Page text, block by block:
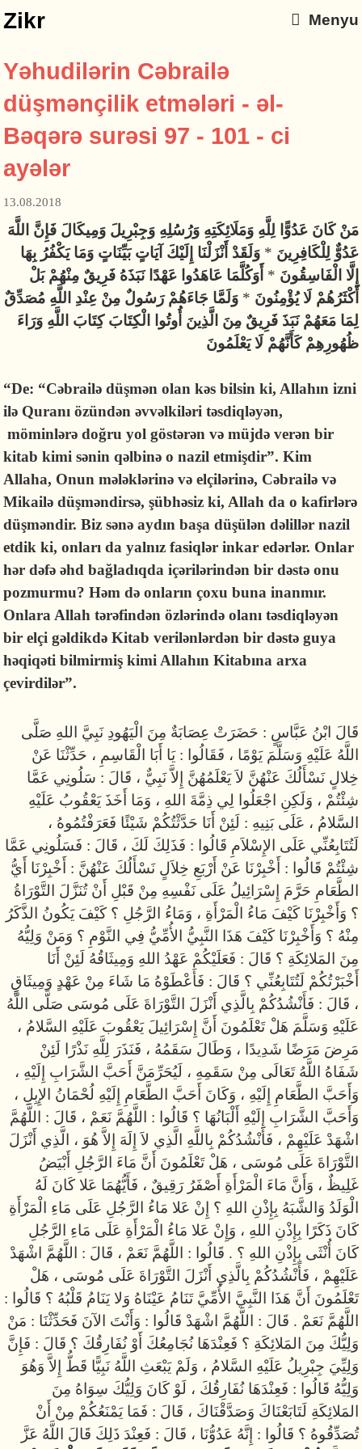
Zikr Menyu
Yəhudilərin Cəbrailə
düşmənçilik etmələri - əl-
Bəqərə surəsi 97 - 101 - ci
ayələr
13.08.2018
مَنْ كَانَ عَدُوًّا لِلَّهِ وَمَلَائِكَتِهِ وَرُسُلِهِ وَجِبْرِيلَ وَمِيكَالَ فَإِنَّ اللَّهَ
عَدُوٌّ لِلْكَافِرِينَ * وَلَقَدْ أَنْزَلْنَا إِلَيْكَ آيَاتٍ بَيِّنَاتٍ وَمَا يَكْفُرُ بِهَا
إِلَّا الْفَاسِقُونَ * أَوَكُلَّمَا عَاهَدُوا عَهْدًا نَبَذَهُ فَرِيقٌ مِنْهُمْ بَلْ
أَكْثَرُهُمْ لَا يُؤْمِنُونَ * وَلَمَّا جَاءَهُمْ رَسُولٌ مِنْ عِنْدِ اللَّهِ مُصَدِّقٌ
لِمَا مَعَهُمْ نَبَذَ فَرِيقٌ مِنَ الَّذِينَ أُوتُوا الْكِتَابَ كِتَابَ اللَّهِ وَرَاءَ
ظُهُورِهِمْ كَأَنَّهُمْ لَا يَعْلَمُونَ
“De: “Cəbrailə düşmən olan kəs bilsin ki, Allahın izni
ilə Quranı özündən əvvəlkiləri təsdiqləyən,
möminlərə doğru yol göstərən və müjdə verən bir
kitab kimi sənin qəlbinə o nazil etmişdir”. Kim
Allaha, Onun mələklərinə və elçilərinə, Cəbrailə və
Mikailə düşməndirsə, şübhəsiz ki, Allah da o kafirlərə
düşməndir. Biz sənə aydın başa düşülən dəlillər nazil
etdik ki, onları da yalnız fasiqlər inkar edərlər. Onlar
hər dəfə əhd bağladıqda içərilərindən bir dəstə onu
pozmurmu? Həm də onların çoxu buna inanmır.
Onlara Allah tərəfindən özlərində olanı təsdiqləyən
bir elçi gəldikdə Kitab verilənlərdən bir dəstə guya
həqiqəti bilmirmiş kimi Allahın Kitabına arxa
çevirdilər”.
قَالَ ابْنُ عَبَّاسٍ : حَضَرَتْ عِصَابَةٌ مِنَ الْيَهُودِ نَبِيَّ اللهِ صَلَّى
اللَّهُ عَلَيْهِ وَسَلَّمَ يَوْمًا ، فَقَالُوا : يَا أَبَا الْقَاسِمِ ، حَدِّثْنَا عَنْ
خِلالٍ نَسْأَلُكَ عَنْهُنَّ لاَ يَعْلَمُهُنَّ إِلاَّ نَبِيٌّ ، قَالَ : سَلُونِي عَمَّا
شِئْتُمْ ، وَلَكِنِ اجْعَلُوا لِي ذِمَّةَ اللهِ ، وَمَا أَخَذَ يَعْقُوبُ عَلَيْهِ
السَّلامُ ، عَلَى بَنِيهِ : لَئِنْ أَنَا حَدَّثْتُكُمْ شَيْئًا فَعَرَفْتُمُوهُ ،
لَتُتَابِعُنِّي عَلَى الإِسْلاَمِ قَالُوا : فَذَلِكَ لَكَ ، قَالَ : فَسَلُونِي عَمَّا
شِئْتُمْ قَالُوا : أَخْبِرْنَا عَنْ أَرْبَعِ خِلاَلٍ نَسْأَلُكَ عَنْهُنَّ : أَخْبِرْنَا أَيُّ
الطَّعَامِ حَرَّمَ إِسْرَائِيلُ عَلَى نَفْسِهِ مِنْ قَبْلِ أَنْ تُنَزَّلَ التَّوْرَاةُ
؟ وَأَخْبِرْنَا كَيْفَ مَاءُ الْمَرْأَةِ ، وَمَاءُ الرَّجُلِ ؟ كَيْفَ يَكُونُ الذَّكَرُ
مِنْهُ ؟ وَأَخْبِرْنَا كَيْفَ هَذَا النَّبِيُّ الأُمِّيُّ فِي النَّوْمِ ؟ وَمَنْ وَلِيُّهُ
مِنَ المَلائِكَةِ ؟ قَالَ : فَعَلَيْكُمْ عَهْدُ اللهِ وَمِيثَاقُهُ لَئِنْ أَنَا
أَخْبَرْتُكُمْ لَتُتَابِعُنِّي ؟ قَالَ : فَأَعْطَوْهُ مَا شَاءَ مِنْ عَهْدٍ وَمِيثَاقٍ
، قَالَ : فَأَنْشُدُكُمْ بِالَّذِي أَنْزَلَ التَّوْرَاةَ عَلَى مُوسَى صَلَّى اللَّهُ
عَلَيْهِ وَسَلَّمَ هَلْ تَعْلَمُونَ أَنَّ إِسْرَائِيلَ يَعْقُوبَ عَلَيْهِ السَّلامُ ،
مَرِضَ مَرَضًا شَدِيدًا ، وَطَالَ سَقَمُهُ ، فَنَذَرَ لِلَّهِ نَذْرًا لَئِنْ
شَفَاهُ اللَّهُ تَعَالَى مِنْ سَقَمِهِ ، لَيُحَرِّمَنَّ أَحَبَّ الشَّرَابِ إِلَيْهِ ،
وَأَحَبَّ الطَّعَامِ إِلَيْهِ ، وَكَانَ أَحَبَّ الطَّعَامِ إِلَيْهِ لُحْمَانُ الإِبِلِ ،
وَأَحَبَّ الشَّرَابِ إِلَيْهِ أَلْبَانُهَا ؟ قَالُوا : اللَّهُمَّ نَعَمْ ، قَالَ : اللَّهُمَّ
اشْهَدْ عَلَيْهِمْ ، فَأَنْشُدُكُمْ بِاللَّهِ الَّذِي لاَ إِلَهَ إِلاَّ هُوَ ، الَّذِي أَنْزَلَ
التَّوْرَاةَ عَلَى مُوسَى ، هَلْ تَعْلَمُونَ أَنَّ مَاءَ الرَّجُلِ أَبْيَضُ
غَلِيظٌ ، وَأَنَّ مَاءَ الْمَرْأَةِ أَصْفَرُ رَقِيقٌ ، فَأَيُّهُمَا عَلا كَانَ لَهُ
الْوَلَدُ وَالشَّبَهُ بِإِذْنِ اللهِ ؟ إِنْ عَلا مَاءُ الرَّجُلِ عَلَى مَاءِ الْمَرْأَةِ
كَانَ ذَكَرًا بِإِذْنِ اللهِ ، وَإِنْ عَلا مَاءُ الْمَرْأَةِ عَلَى مَاءِ الرَّجُلِ
كَانَ أُنْثَى بِإِذْنِ اللهِ ؟ . قَالُوا : اللَّهُمَّ نَعَمْ ، قَالَ : اللَّهُمَّ اشْهَدْ
عَلَيْهِمْ ، فَأَنْشُدُكُمْ بِالَّذِي أَنْزَلَ التَّوْرَاةَ عَلَى مُوسَى ، هَلْ
تَعْلَمُونَ أَنَّ هَذَا النَّبِيَّ الأُمِّيَّ تَنَامُ عَيْنَاهُ وَلا يَنَامُ قَلْبُهُ ؟ قَالُوا :
اللَّهُمَّ نَعَمْ . قَالَ : اللَّهُمَّ اشْهَدْ قَالُوا : وَأَنْتَ الآنَ فَحَدِّثْنَا : مَنْ
وَلِيُّكَ مِنَ المَلائِكَةِ ؟ فَعِنْدَهَا نُجَامِعُكَ أَوْ نُفَارِقُكَ ؟ قَالَ : فَإِنَّ
وَلِيِّيَ جِبْرِيلُ عَلَيْهِ السَّلامُ ، وَلَمْ يَبْعَثِ اللَّهُ نَبِيًّا قَطُّ إِلاَّ وَهُوَ
وَلِيُّهُ قَالُوا : فَعِنْدَهَا نُفَارِقُكَ ، لَوْ كَانَ وَلِيُّكَ سِوَاهُ مِنَ
المَلائِكَةِ لَتَابَعْنَاكَ وَصَدَّقْنَاكَ ، قَالَ : فَمَا يَمْنَعُكُمْ مِنْ أَنْ
تُصَدِّقُوهُ ؟ قَالُوا : إِنَّهُ عَدُوُّنَا ، قَالَ : فَعِنْدَ ذَلِكَ قَالَ اللَّهُ عَزَّ